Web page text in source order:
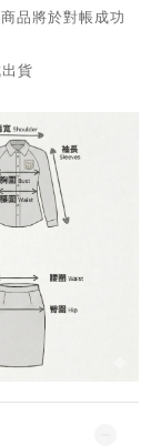
品將於對帳成功
貨